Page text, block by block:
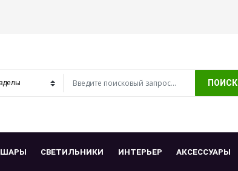
ПОИСК
ШАРЫ СВЕТИЛЬНИКИ ИНТЕРЬЕР АКСЕССУАРЫ